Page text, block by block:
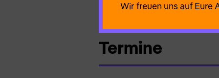
Termine
Wir freuen uns auf Eure